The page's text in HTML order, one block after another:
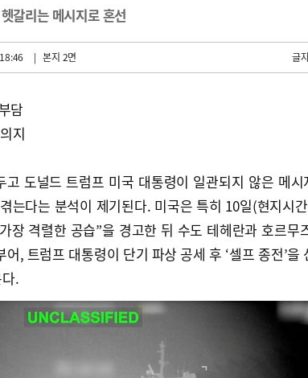
갈리는 메시지로 혼선
| 본지 2면 글
담
지
도널드 트럼프 미국 대통령이 일관되지 않은 메시
는다는 분석이 제기된다. 미국은 특히 10일(현지시
장 격렬한 공습”을 경고한 뒤 수도 테헤란과 호르무
, 트럼프 대통령이 단기 파상 공세 후 ‘셀프 종전’을
.